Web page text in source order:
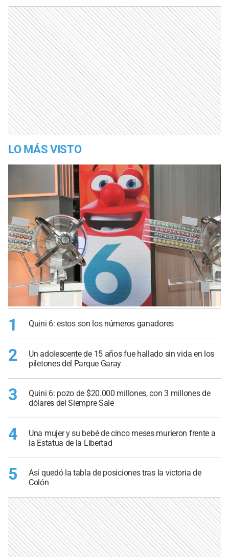
LO MÁS VISTO
1 Quini 6: estos son los números ganadores
2
Un adolescente de 15 años fue hallado sin vida en los
piletones del Parque Garay
3
Quini 6: pozo de $20.000 millones, con 3 millones de
dólares del Siempre Sale
4
Una mujer y su bebé de cinco meses murieron frente a
la Estatua de la Libertad
5
Así quedó la tabla de posiciones tras la victoria de
Colón